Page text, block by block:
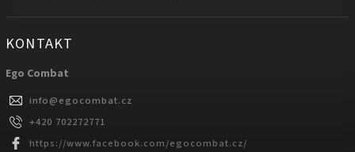
KONTAKT
Ego Combat
info@egocombat.cz
+420 702272771
https://www.facebook.com/egocombat.cz/